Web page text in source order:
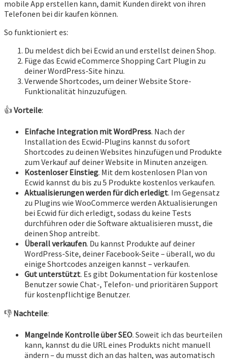
mobile App erstellen kann, damit Kunden direkt von ihren
Telefonen bei dir kaufen können.
So funktioniert es:
Du meldest dich bei Ecwid an und erstellst deinen Shop.
Füge das Ecwid eCommerce Shopping Cart Plugin zu
deiner WordPress-Site hinzu.
Verwende Shortcodes, um deiner Website Store-
Funktionalität hinzuzufügen.
👍 Vorteile:
Einfache Integration mit WordPress. Nach der
Installation des Ecwid-Plugins kannst du sofort
Shortcodes zu deinen Websites hinzufügen und Produkte
zum Verkauf auf deiner Website in Minuten anzeigen.
Kostenloser Einstieg. Mit dem kostenlosen Plan von
Ecwid kannst du bis zu 5 Produkte kostenlos verkaufen.
Aktualisierungen werden für dich erledigt. Im Gegensatz
zu Plugins wie WooCommerce werden Aktualisierungen
bei Ecwid für dich erledigt, sodass du keine Tests
durchführen oder die Software aktualisieren musst, die
deinen Shop antreibt.
Überall verkaufen. Du kannst Produkte auf deiner
WordPress-Site, deiner Facebook-Seite – überall, wo du
einige Shortcodes anzeigen kannst – verkaufen.
Gut unterstützt. Es gibt Dokumentation für kostenlose
Benutzer sowie Chat-, Telefon- und prioritären Support
für kostenpflichtige Benutzer.
👎 Nachteile:
Mangelnde Kontrolle über SEO. Soweit ich das beurteilen
kann, kannst du die URL eines Produkts nicht manuell
ändern – du musst dich an das halten, was automatisch